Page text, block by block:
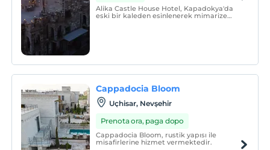
Alika Castle House Hotel, Kapadokya'da
eski bir kaleden esinlenerek mimarize
Cappadocia Bloom
Uçhisar, Nevşehir
Prenota ora, paga dopo
Cappadocia Bloom, rustik yapısı ile
misafirlerine hizmet vermektedir.